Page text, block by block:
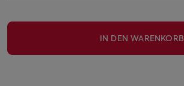
IN DEN WARENKORB